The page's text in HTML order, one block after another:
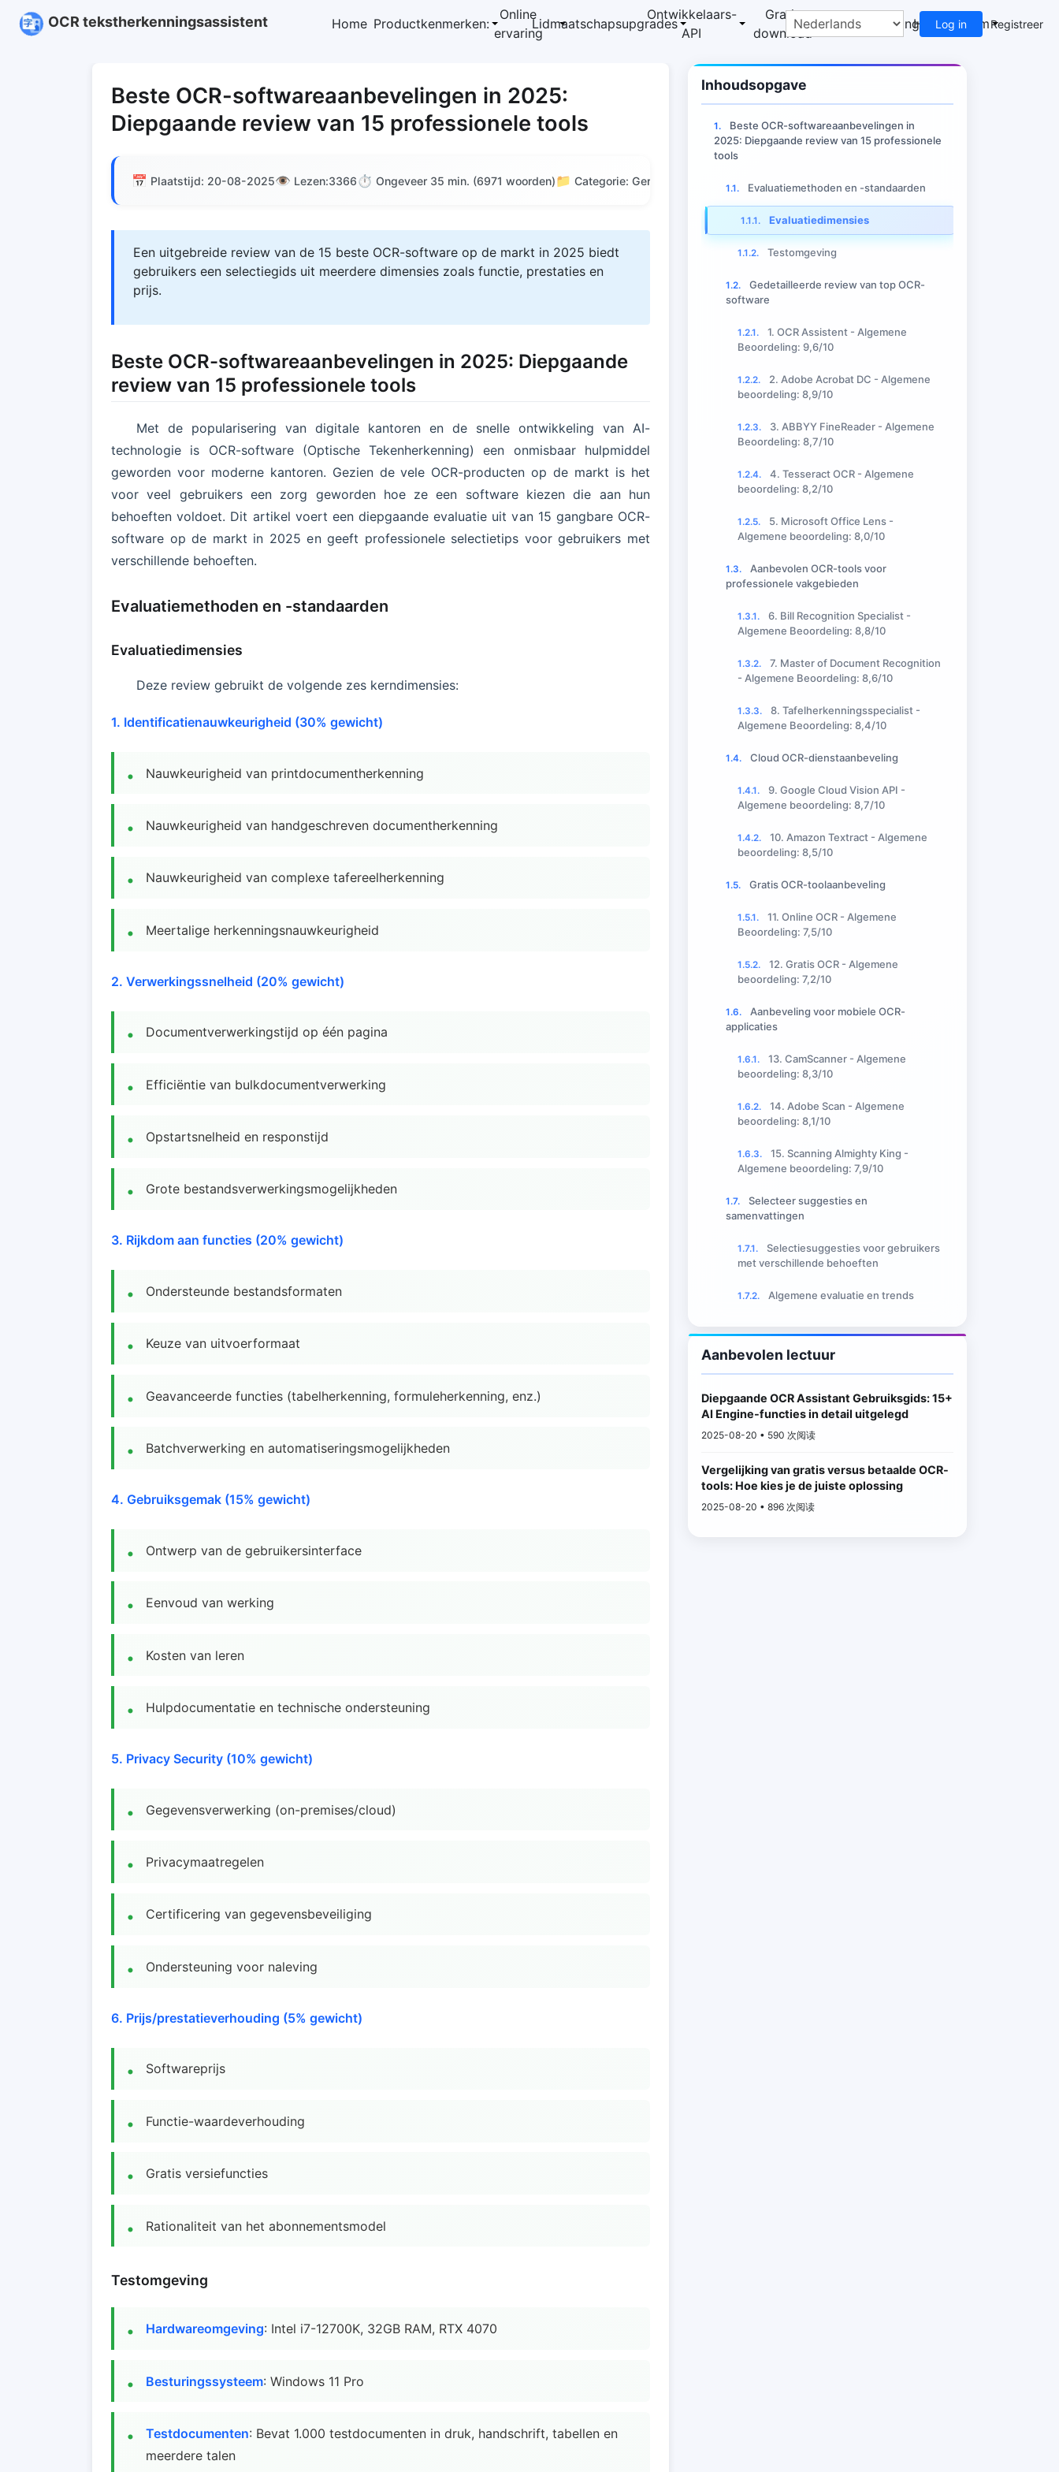
OCR tekstherkenningsassistent Home Productkenmerken:
Online
ervaring
Lidmaatschapsupgrades
Ontwikkelaars-
API
Gratis
download
TechnologiedelingHelpcentrum
Log in Registreer
Beste OCR-softwareaanbevelingen in 2025:
Diepgaande review van 15 professionele tools
📅 Plaatstijd: 20-08-2025👁️ Lezen:3366⏱️ Ongeveer 35 min. (6971 woorden)📁 Categorie: Gereedschapsrecensies
Een uitgebreide review van de 15 beste OCR-software op de markt in 2025 biedt
gebruikers een selectiegids uit meerdere dimensies zoals functie, prestaties en
prijs.
Beste OCR-softwareaanbevelingen in 2025: Diepgaande
review van 15 professionele tools
Met de popularisering van digitale kantoren en de snelle ontwikkeling van AI-
technologie is OCR-software (Optische Tekenherkenning) een onmisbaar hulpmiddel
geworden voor moderne kantoren. Gezien de vele OCR-producten op de markt is het
voor veel gebruikers een zorg geworden hoe ze een software kiezen die aan hun
behoeften voldoet. Dit artikel voert een diepgaande evaluatie uit van 15 gangbare OCR-
software op de markt in 2025 en geeft professionele selectietips voor gebruikers met
verschillende behoeften.
Evaluatiemethoden en -standaarden
Evaluatiedimensies
Deze review gebruikt de volgende zes kerndimensies:
1. Identificatienauwkeurigheid (30% gewicht)
Nauwkeurigheid van printdocumentherkenning
Nauwkeurigheid van handgeschreven documentherkenning
Nauwkeurigheid van complexe tafereelherkenning
Meertalige herkenningsnauwkeurigheid
2. Verwerkingssnelheid (20% gewicht)
Documentverwerkingstijd op één pagina
Efficiëntie van bulkdocumentverwerking
Opstartsnelheid en responstijd
Grote bestandsverwerkingsmogelijkheden
3. Rijkdom aan functies (20% gewicht)
Ondersteunde bestandsformaten
Keuze van uitvoerformaat
Geavanceerde functies (tabelherkenning, formuleherkenning, enz.)
Batchverwerking en automatiseringsmogelijkheden
4. Gebruiksgemak (15% gewicht)
Ontwerp van de gebruikersinterface
Eenvoud van werking
Kosten van leren
Hulpdocumentatie en technische ondersteuning
5. Privacy Security (10% gewicht)
Gegevensverwerking (on-premises/cloud)
Privacymaatregelen
Certificering van gegevensbeveiliging
Ondersteuning voor naleving
6. Prijs/prestatieverhouding (5% gewicht)
Softwareprijs
Functie-waardeverhouding
Gratis versiefuncties
Rationaliteit van het abonnementsmodel
Testomgeving
Hardwareomgeving: Intel i7-12700K, 32GB RAM, RTX 4070
Besturingssysteem: Windows 11 Pro
Testdocumenten: Bevat 1.000 testdocumenten in druk, handschrift, tabellen en
meerdere talen
Inhoudsopgave
1.
Beste OCR-softwareaanbevelingen in
2025: Diepgaande review van 15 professionele
tools
1.1. Evaluatiemethoden en -standaarden
1.1.1. Evaluatiedimensies
1.1.2. Testomgeving
1.2.
Gedetailleerde review van top OCR-
software
1.2.1.
1. OCR Assistent - Algemene
Beoordeling: 9,6/10
1.2.2.
2. Adobe Acrobat DC - Algemene
beoordeling: 8,9/10
1.2.3.
3. ABBYY FineReader - Algemene
Beoordeling: 8,7/10
1.2.4.
4. Tesseract OCR - Algemene
beoordeling: 8,2/10
1.2.5.
5. Microsoft Office Lens -
Algemene beoordeling: 8,0/10
1.3.
Aanbevolen OCR-tools voor
professionele vakgebieden
1.3.1.
6. Bill Recognition Specialist -
Algemene Beoordeling: 8,8/10
1.3.2.
7. Master of Document Recognition
- Algemene Beoordeling: 8,6/10
1.3.3.
8. Tafelherkenningsspecialist -
Algemene Beoordeling: 8,4/10
1.4. Cloud OCR-dienstaanbeveling
1.4.1.
9. Google Cloud Vision API -
Algemene beoordeling: 8,7/10
1.4.2.
10. Amazon Textract - Algemene
beoordeling: 8,5/10
1.5. Gratis OCR-toolaanbeveling
1.5.1.
11. Online OCR - Algemene
Beoordeling: 7,5/10
1.5.2.
12. Gratis OCR - Algemene
beoordeling: 7,2/10
1.6.
Aanbeveling voor mobiele OCR-
applicaties
1.6.1.
13. CamScanner - Algemene
beoordeling: 8,3/10
1.6.2.
14. Adobe Scan - Algemene
beoordeling: 8,1/10
1.6.3.
15. Scanning Almighty King -
Algemene beoordeling: 7,9/10
1.7.
Selecteer suggesties en
samenvattingen
1.7.1.
Selectiesuggesties voor gebruikers
met verschillende behoeften
1.7.2. Algemene evaluatie en trends
Aanbevolen lectuur
Diepgaande OCR Assistant Gebruiksgids: 15+
AI Engine-functies in detail uitgelegd
2025-08-20 • 590 次阅读
Vergelijking van gratis versus betaalde OCR-
tools: Hoe kies je de juiste oplossing
2025-08-20 • 896 次阅读